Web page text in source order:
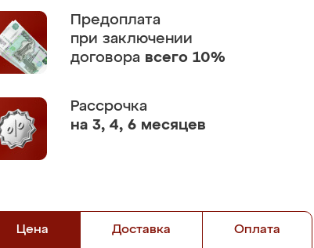
Предоплата
при заключении
договора всего 10%
Рассрочка
на 3, 4, 6 месяцев
Цена Доставка Оплата